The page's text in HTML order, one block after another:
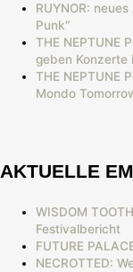
RUYNOR:
Punk“
THE NEPTUNE
geben Konzerte
THE NEPTUNE
Mondo
AKTUELLE
WISDOM
Festivalbericht
FUTURE
NECROTTED: